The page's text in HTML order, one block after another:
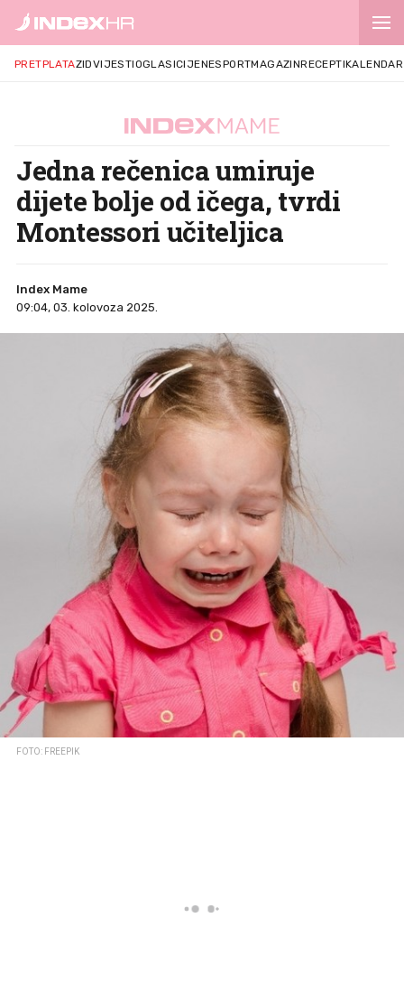
PRETPLATAZIDVIJESTIOGLASICIJENESPORTMAGAZINRECEPTIKALENDAR
Jedna rečenica umiruje
dijete bolje od ičega, tvrdi
Montessori učiteljica
Index Mame
09:04, 03. kolovoza 2025.
FOTO: FREEPIK